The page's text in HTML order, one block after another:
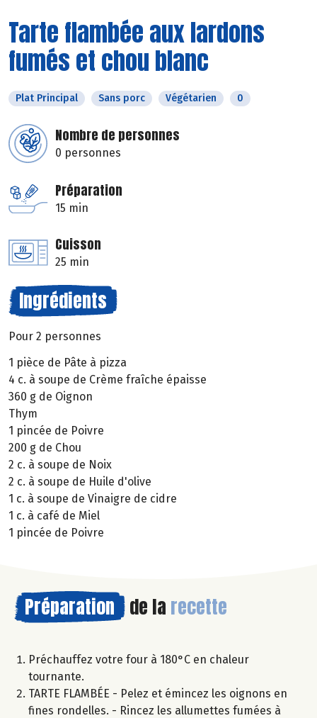
Tarte flambée aux lardons
fumés et chou blanc
Plat Principal Sans porc Végétarien 0
Nombre de personnes
0 personnes
Préparation
15 min
Cuisson
25 min
Ingrédients
Pour 2 personnes
1 pièce de Pâte à pizza
4 c. à soupe de Crème fraîche épaisse
360 g de Oignon
Thym
1 pincée de Poivre
200 g de Chou
2 c. à soupe de Noix
2 c. à soupe de Huile d'olive
1 c. à soupe de Vinaigre de cidre
1 c. à café de Miel
1 pincée de Poivre
Préparation de la recette
Préchauffez votre four à 180°C en chaleur
tournante.
TARTE FLAMBÉE - Pelez et émincez les oignons en
fines rondelles. - Rincez les allumettes fumées à